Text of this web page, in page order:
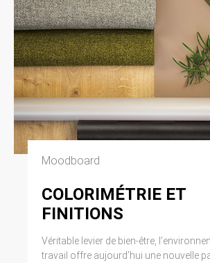
Moodboard
COLORIMÉTRIE ET
FINITIONS
Véritable levier de bien-être,
travail offre aujourd’hui une nouvelle